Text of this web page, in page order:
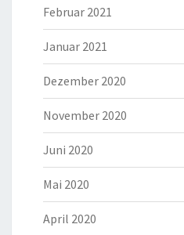
Februar 2021
Januar 2021
Dezember 2020
November 2020
Juni 2020
Mai 2020
April 2020